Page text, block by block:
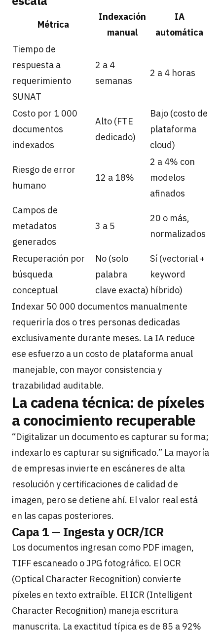
Métrica
Indexación
manual
IA
automática
Tiempo de
respuesta a
requerimiento
SUNAT
2 a 4
semanas
2 a 4 horas
Costo por 1 000
documentos
indexados
Alto (FTE
dedicado)
Bajo (costo de
plataforma
cloud)
Riesgo de error
humano
12 a 18%
2 a 4% con
modelos
afinados
Campos de
metadatos
generados
3 a 5
20 o más,
normalizados
Recuperación por
búsqueda
conceptual
No (solo
palabra
clave exacta)
Sí (vectorial +
keyword
híbrido)
Indexar 50 000 documentos manualmente
requeriría dos o tres personas dedicadas
exclusivamente durante meses. La IA reduce
ese esfuerzo a un costo de plataforma anual
manejable, con mayor consistencia y
trazabilidad auditable.
La cadena técnica: de píxeles
a conocimiento recuperable
“Digitalizar un documento es capturar su forma;
indexarlo es capturar su significado.” La mayoría
de empresas invierte en escáneres de alta
resolución y certificaciones de calidad de
imagen, pero se detiene ahí. El valor real está
en las capas posteriores.
Capa 1 — Ingesta y OCR/ICR
Los documentos ingresan como PDF imagen,
TIFF escaneado o JPG fotográfico. El OCR
(Optical Character Recognition) convierte
píxeles en texto extraíble. El ICR (Intelligent
Character Recognition) maneja escritura
manuscrita. La exactitud típica es de 85 a 92%